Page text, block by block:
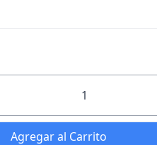
Agregar al Carrito